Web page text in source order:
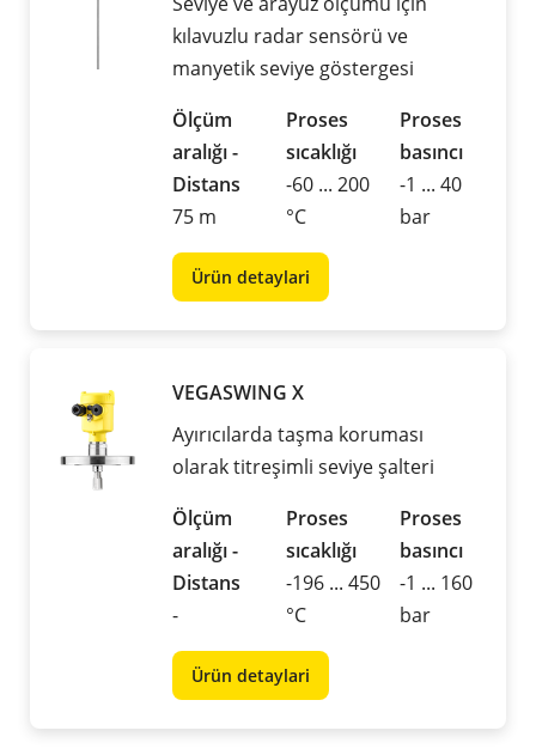
kılavuzlu radar sensörü ve
manyetik seviye göstergesi
Ölçüm
aralığı -
Distans
75 m
Proses
sıcaklığı
-60 ... 200
°C
Proses
basıncı
-1 ... 40
bar
Ürün detaylari
VEGASWING X
Ayırıcılarda taşma koruması
olarak titreşimli seviye şalteri
Ölçüm
aralığı -
Distans
-
Proses
sıcaklığı
-196 ... 450
°C
Proses
basıncı
-1 ... 160
bar
Ürün detaylari